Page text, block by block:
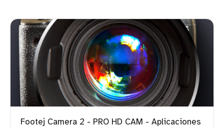
Footej Camera 2 - PRO HD CAM - Aplicaciones